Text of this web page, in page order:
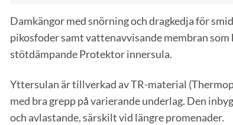
Damkängor med snörning och dragkedja för
pikosfoder samt vattenavvisande membran
stötdämpande Protektor innersula.
Yttersulan är tillverkad av TR-material
med bra grepp på varierande underlag. Den
och avlastande, särskilt vid längre promenader.